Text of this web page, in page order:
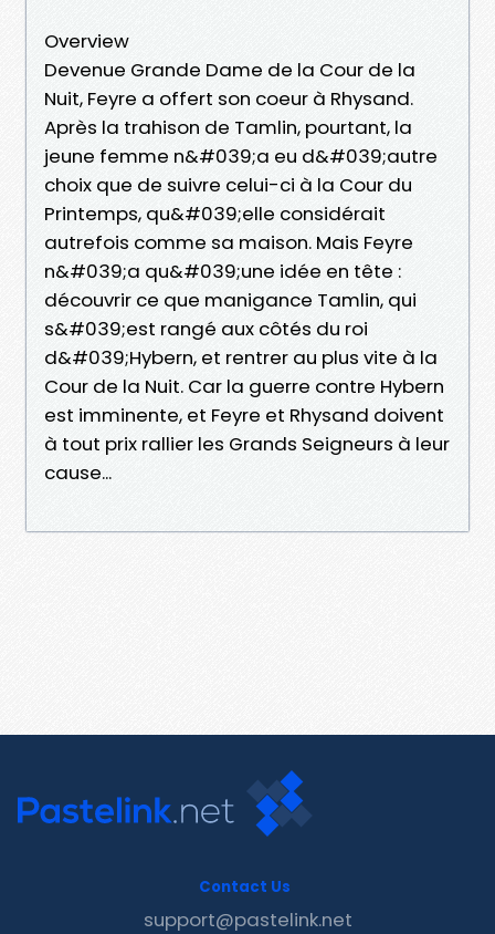
Overview
Devenue Grande Dame de la Cour de la
Nuit, Feyre a offert son coeur à Rhysand.
Après la trahison de Tamlin, pourtant, la
jeune femme n&#039;a eu d&#039;autre
choix que de suivre celui-ci à la Cour du
Printemps, qu&#039;elle considérait
autrefois comme sa maison. Mais Feyre
n&#039;a qu&#039;une idée en tête :
découvrir ce que manigance Tamlin, qui
s&#039;est rangé aux côtés du roi
d&#039;Hybern, et rentrer au plus vite à la
Cour de la Nuit. Car la guerre contre Hybern
est imminente, et Feyre et Rhysand doivent
à tout prix rallier les Grands Seigneurs à leur
cause...
Contact Us
support@pastelink.net